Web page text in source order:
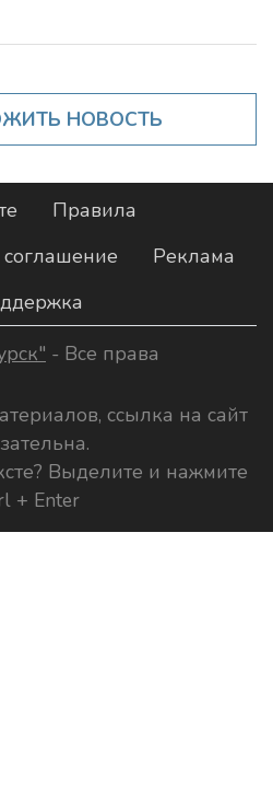
НОВОСТЬ
Правила
Реклама
- Все права
ссылка на сайт
Выделите и нажмите
+ Enter